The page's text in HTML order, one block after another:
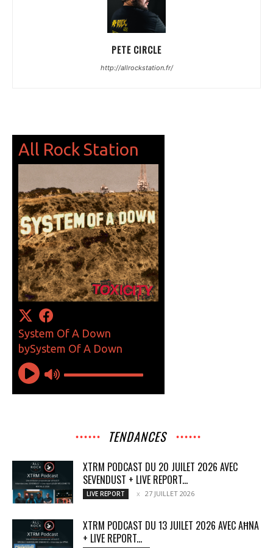
PETE CIRCLE
http://allrockstation.fr/
TENDANCES
XTRM PODCAST DU 20 JUILET 2026 AVEC
SEVENDUST + LIVE REPORT...
LIVE REPORT 27 JUILLET 2026
XTRM PODCAST DU 13 JUILET 2026 AVEC AĦNA
+ LIVE REPORT...